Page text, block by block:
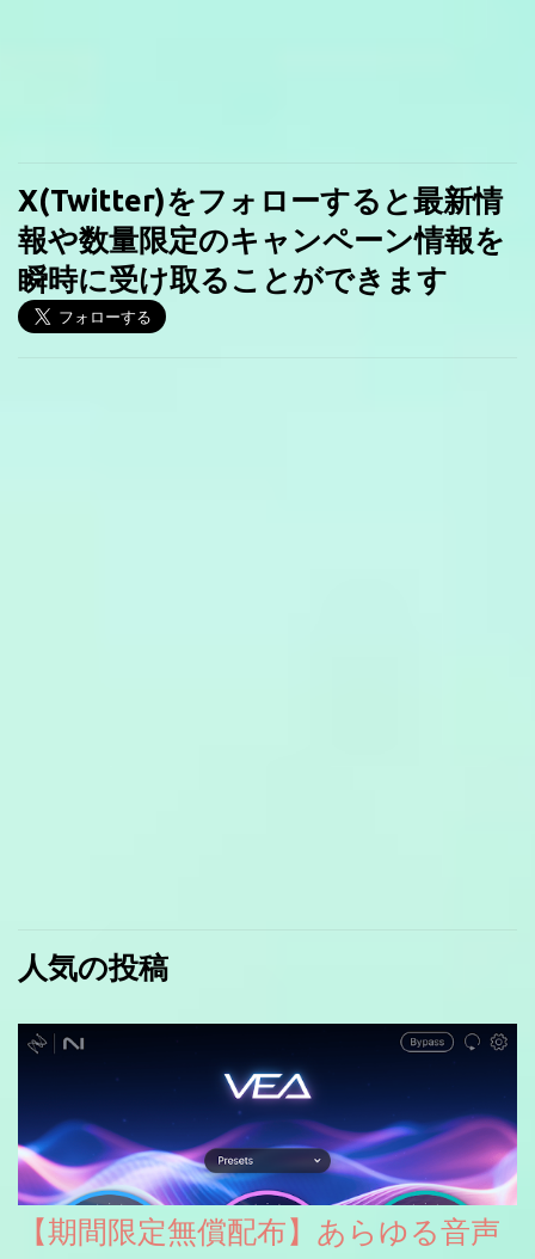
X(Twitter)をフォローすると最新情
報や数量限定のキャンペーン情報を
瞬時に受け取ることができます
人気の投稿
【期間限定無償配布】あらゆる音声